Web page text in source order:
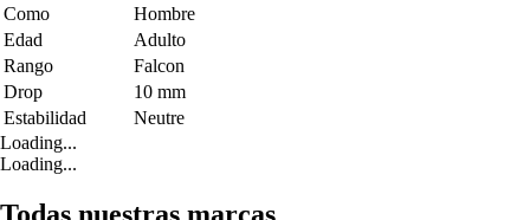
Como
Hombre
Edad
Adulto
Rango
Falcon
Drop
10 mm
Estabilidad
Neutre
Loading...
Loading...
Todas nuestras marcas